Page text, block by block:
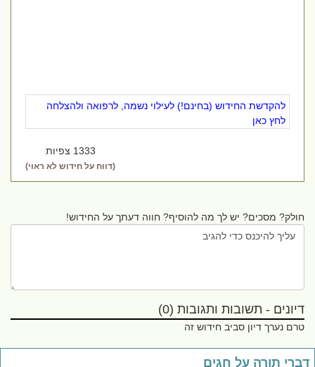
להקדשת החידוש (בחינם!) לעילוי נשמה, לרפואה ולהצלחה
לחץ כאן
1333 צפיות
(דווח על חידוש לא ראוי)
חולק? מסכים? יש לך מה להוסיף? חווה דעתך על החידוש!
דיונים - תשובות ותגובות (0)
טרם נערך דיון סביב חידוש זה
תורה על חגים